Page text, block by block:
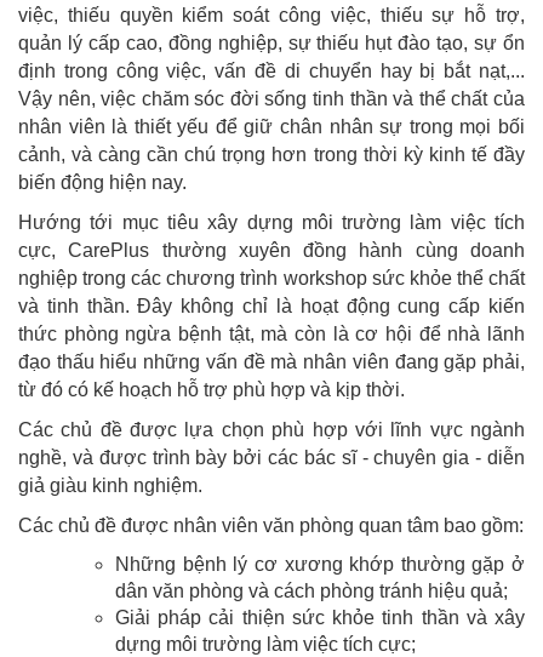
việc, thiếu quyền kiểm soát công việc, thiếu sự hỗ trợ,
quản lý cấp cao, đồng nghiệp, sự thiếu hụt đào tạo, sự ổn
định trong công việc, vấn đề di chuyển hay bị bắt nạt,...
Vậy nên, việc chăm sóc đời sống tinh thần và thể chất của
nhân viên là thiết yếu để giữ chân nhân sự trong mọi bối
cảnh, và càng cần chú trọng hơn trong thời kỳ kinh tế đầy
biến động hiện nay.
Hướng tới mục tiêu xây dựng môi trường làm việc tích
cực, CarePlus thường xuyên đồng hành cùng doanh
nghiệp trong các chương trình workshop sức khỏe thể chất
và tinh thần. Đây không chỉ là hoạt động cung cấp kiến
thức phòng ngừa bệnh tật, mà còn là cơ hội để nhà lãnh
đạo thấu hiểu những vấn đề mà nhân viên đang gặp phải,
từ đó có kế hoạch hỗ trợ phù hợp và kịp thời.
Các chủ đề được lựa chọn phù hợp với lĩnh vực ngành
nghề, và được trình bày bởi các bác sĩ - chuyên gia - diễn
giả giàu kinh nghiệm.
Các chủ đề được nhân viên văn phòng quan tâm bao gồm:
Những bệnh lý cơ xương khớp thường gặp ở
dân văn phòng và cách phòng tránh hiệu quả;
Giải pháp cải thiện sức khỏe tinh thần và xây
dựng môi trường làm việc tích cực;